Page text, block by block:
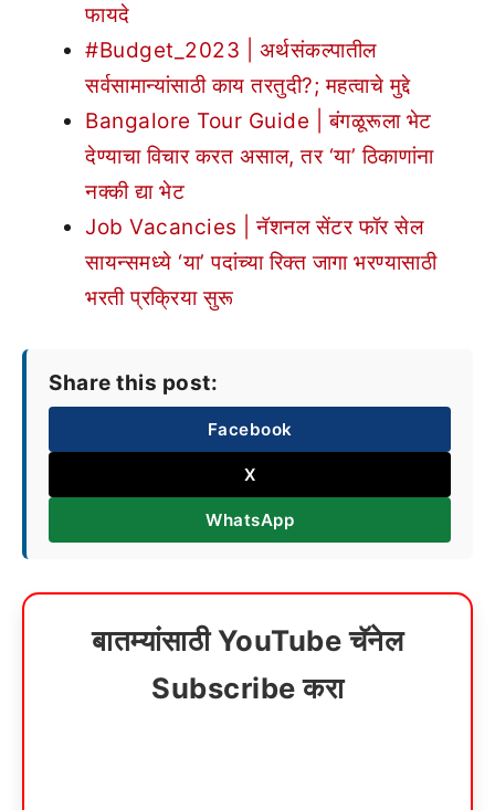
फायदे
#Budget_2023 | अर्थसंकल्पातील
सर्वसामान्यांसाठी काय तरतुदी?; महत्वाचे मुद्दे
Bangalore Tour Guide | बंगळूरूला भेट
देण्याचा विचार करत असाल, तर ‘या’ ठिकाणांना
नक्की द्या भेट
Job Vacancies | नॅशनल सेंटर फॉर सेल
सायन्समध्ये ‘या’ पदांच्या रिक्त जागा भरण्यासाठी
भरती प्रक्रिया सुरू
Share this post:
Facebook
X
WhatsApp
बातम्यांसाठी YouTube चॅनेल
Subscribe करा